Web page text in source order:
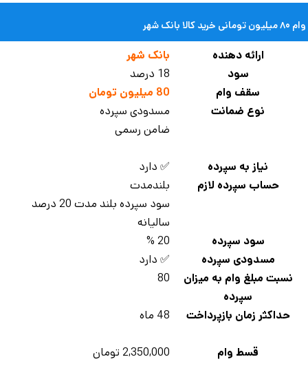
خرید کالا بانک شهر
ارائه دهنده
بانک شهر
سود
18 درصد
سقف وام
80 میلیون تومان
نوع ضمانت
مسدودی سپرده
ضامن رسمی
نیاز به سپرده
✅ دارد
حساب سپرده لازم
بلندمدت
سود سپرده بلند مدت 20 درصد
سالیانه
سود سپرده
20 %
مسدودی سپرده
✅ دارد
نسبت مبلغ وام به میزان
سپرده
80
حداکثر زمان بازپرداخت 48 ماه
قسط وام 2,350,000 تومان